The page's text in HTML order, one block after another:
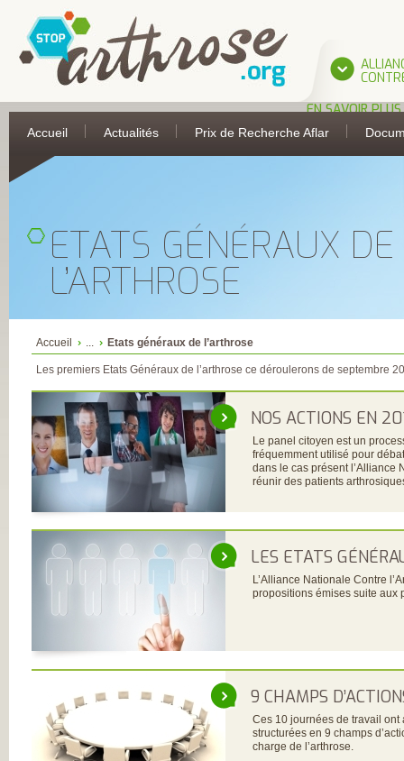
EN SAVOIR PLUS
L’ALLIANCE
UNE INITIATIVE
ANTI-
ASSOCIATION
FRANÇAISE
D’ÉDUCATION
SANITAIRE ET
SOCIALE DE LA
PHARMACIE
FRANÇAISE
(CESPHARM)
COFEMER
ENSEIGNANTS
MÉDECINE
ET DE
RÉADAPTATION
DES
THERMAUX
RHUMATISMES
DE L’ORDRE DES
MASSEURS-
ORDRE
SOCIÉTÉ
DE MÉDECINE
PHYSIQUE ET DE
RÉADAPTATION
SOCIÉTÉ
Accueil Actualités Prix de Recherche Aflar
ETATS GÉNÉRAUX DE
L’ARTHROSE
Accueil Etats généraux de l’arthrose
Les premiers Etats Généraux de l’arthrose ce déroulerons de septembre
NOS ACTIONS EN
Le panel citoyen est un
fréquemment utilisé pour
dans le cas présent l’Alliance
réunir des patients
LES ETATS
L’Alliance Nationale Contre
propositions émises suite aux
9 CHAMPS
Ces 10 journées de travail ont
structurées en 9 champs
charge de l’arthrose.